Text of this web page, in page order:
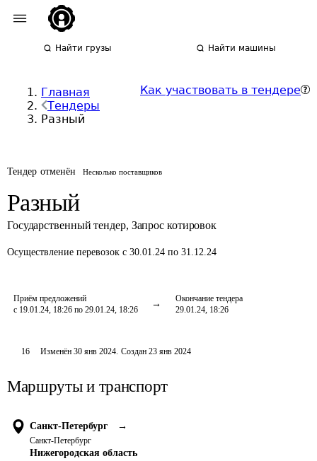
Найти грузы Найти машины
Главная
Тендеры
Разный
Как участвовать в тендере
Тендер отменён Несколько поставщиков
Разный
Государственный тендер, Запрос котировок
Осуществление перевозок с 30.01.24 по 31.12.24
Приём предложений
с 19.01.24, 18:26 по 29.01.24, 18:26
Окончание тендера
29.01.24, 18:26
16 Изменён30 янв 2024. Создан 23 янв 2024
Маршруты и транспорт
Санкт-Петербург →
Санкт-Петербург
Нижегородская область